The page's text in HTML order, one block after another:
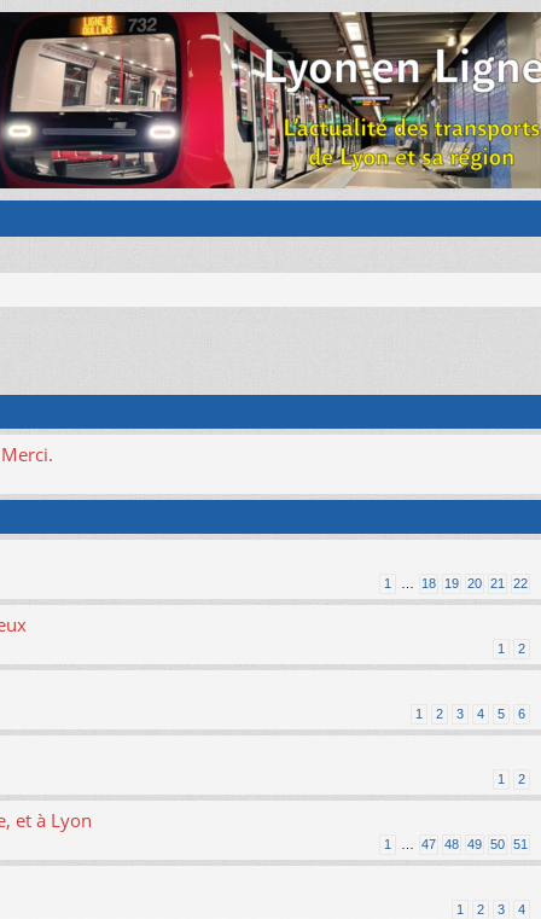
1 18 19 20 21 22
1 2
1 2 3 4 5 6
1 2
et à Lyon
1 47 48 49 50 51
1 2 3 4